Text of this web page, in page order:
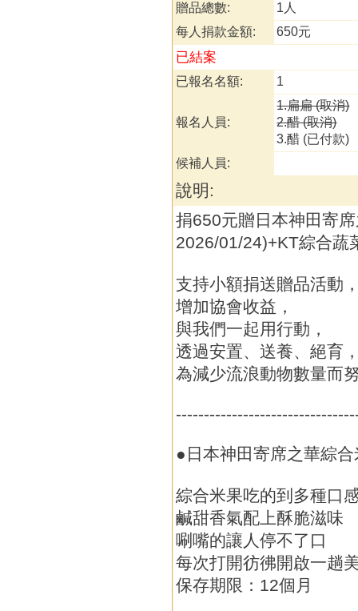
贈品總數:
1
每人捐款金額:
650元
已結案
已報名名額: 1
報名人員:
1.扁扁 (取消)
2.醋 (取消)
3.醋 (已付款)
候補人員:
說明:
捐650元贈日本神田寄
2026/01/24)+KT綜合蔬
支持小額捐送贈品活動
增加協會收益，
與我們一起用行動，
透過安置、送養、絕育
為減少流浪動物數量而
●日本神田寄席之華綜
綜合米果吃的到多種口
鹹甜香氣配上酥脆滋味
唰嘴的讓人停不了口
每次打開彷彿開啟一趟
保存期限：12個月